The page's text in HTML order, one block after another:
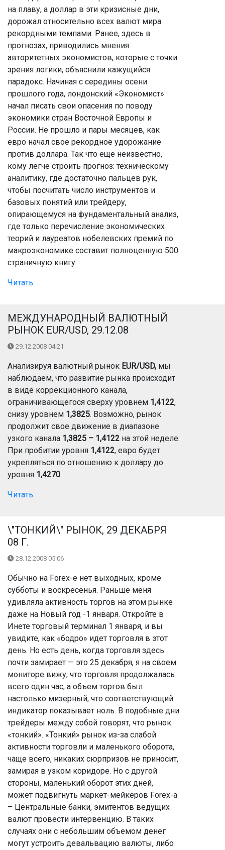
на плаву, а доллар в эти кризисные дни,
дорожал относительно всех валют мира
рекордными темпами. Ранее, здесь в
прогнозах, приводились мнения
авторитетных экономистов, которые с точки
зрения логики, объяснили кажущийся
парадокс. Начиная с середины осени
прошлого года, лондонский «Экономист»
начал писать свои опасения по поводу
экономики стран Восточной Европы и
России. Не прошло и пары месяцев, как
евро начал свое рекордное удорожание
против доллара. Так что еще неизвестно,
кому легче строить прогноз: техническому
аналитику, где достаточно пальцев рук,
чтобы посчитать число инструментов и
базовых понятий или трейдеру,
опирающемуся на фундаментальный анализ,
где только перечисление экономических
теорий и лауреатов нобелевских премий по
макроэкономике составит полноценную 500
страничную книгу.
Читать
МЕЖДУНАРОДНЫЙ ВАЛЮТНЫЙ
РЫНОК EUR/USD, 29.12.08
29.12.2008 04:21
Анализируя валютный рынок EUR/USD, мы
наблюдаем, что развитие рынка происходит
в виде коррекционного канала,
ограничивающегося сверху уровнем 1,4122,
снизу уровнем 1,3825. Возможно, рынок
продолжит свое движение в диапазоне
узкого канала 1,3825 – 1,4122 на этой неделе.
При пробитии уровня 1,4122, евро будет
укрепляться по отношению к доллару до
уровня 1,4270.
Читать
\"ТОНКИЙ\" РЫНОК, 29 ДЕКАБРЯ
08 Г.
28.12.2008 05:06
Обычно на Forex-е нет выходных, кроме
субботы и воскресенья. Раньше меня
удивляла активность торгов на этом рынке
даже на Новый год -1 января. Откройте в
Инете торговый терминал 1 января, и вы
увидите, как «бодро» идет торговля в этот
день. Но есть день, когда торговля здесь
почти замирает — это 25 декабря, я на своем
мониторе вижу, что торговля продолжалась
всего один час, а объем торгов был
настолько мизерный, что соответствующий
индикатор показывает ноль. В подобные дни
трейдеры между собой говорят, что рынок
«тонкий». «Тонкий» рынок из-за слабой
активности торговли и маленького оборота,
чаще всего, никаких сюрпризов не приносит,
замирая в узком коридоре. Но с другой
стороны, маленький оборот этих дней,
может подвигнуть маркет-мейкеров Forex-а
– Центральные банки, эмитентов ведущих
валют провести интервенцию. В таких
случаях они с небольшим объемом денег
могут устроить девальвацию валюты, либо